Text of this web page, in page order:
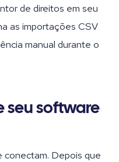
de direitos em seu
as importações CSV
manual durante o
seu software
conectam. Depois que